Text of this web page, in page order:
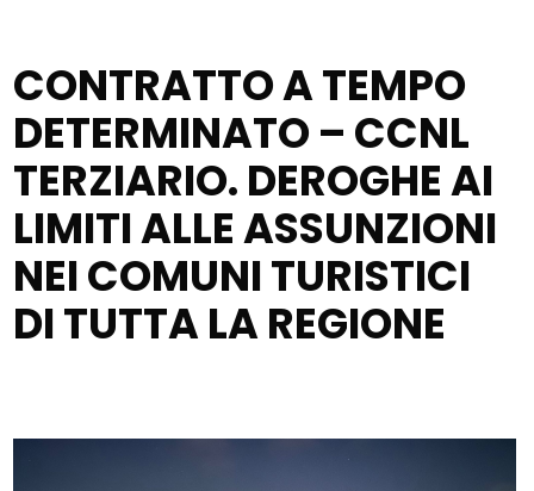
CONTRATTO A TEMPO
DETERMINATO – CCNL
TERZIARIO. DEROGHE AI
LIMITI ALLE ASSUNZIONI
NEI COMUNI TURISTICI
DI TUTTA LA REGIONE